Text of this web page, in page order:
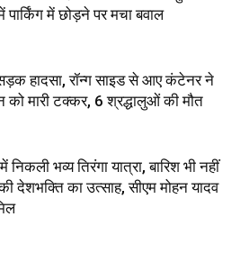
पार्किंग में छोड़ने पर मचा बवाल
हादसा, रॉन्ग साइड से आए कंटेनर ने
को मारी टक्कर, 6 श्रद्धालुओं की मौत
निकली भव्य तिरंगा यात्रा, बारिश भी नहीं
देशभक्ति का उत्साह, सीएम मोहन यादव